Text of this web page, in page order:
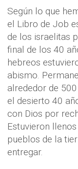
Según lo que
el Libro de Job
de los israelitas
final de los 40
hebreos
abismo.
alrededor de 500
el desierto 40
con Dios por
Estuvieron
pueblos de la
entregar.